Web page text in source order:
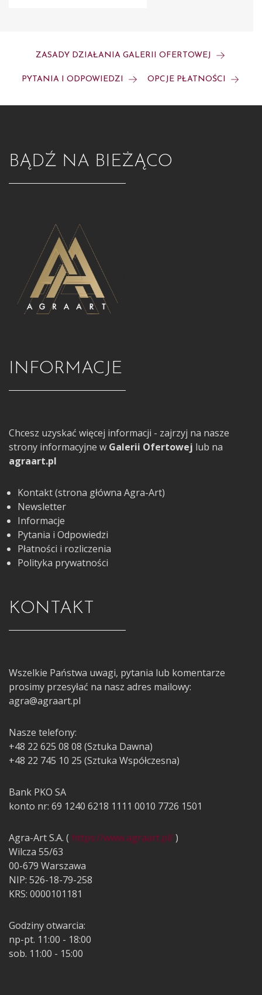
ZASADY DZIAŁANIA GALERII OFERTOWEJ
PYTANIA I ODPOWIEDZI OPCJE PŁATNOŚCI
BĄDŹ NA BIEŻĄCO
INFORMACJE
Chcesz uzyskać więcej informacji - zajrzyj na nasze
strony informacyjne w Galerii Ofertowej lub na
agraart.pl
Kontakt (strona główna Agra-Art)
Newsletter
Informacje
Pytania i Odpowiedzi
Płatności i rozliczenia
Polityka prywatności
KONTAKT
Wszelkie Państwa uwagi, pytania lub komentarze
prosimy przesyłać na nasz adres mailowy:
agra@agraart.pl
Nasze telefony:
+48 22 625 08 08 (Sztuka Dawna)
+48 22 745 10 25 (Sztuka Współczesna)
Bank PKO SA
konto nr: 69 1240 6218 1111 0010 7726 1501
Agra-Art S.A. ( https://www.agraart.pl/)
Wilcza 55/63
00-679 Warszawa
NIP: 526-18-79-258
KRS: 0000101181
Godziny otwarcia:
np-pt. 11:00 - 18:00
sob. 11:00 - 15:00